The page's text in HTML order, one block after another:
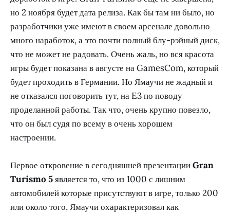
но 2 ноября будет дата релиза. Как бы там ни было, но
разработчики уже имеют в своем арсенале довольно
много наработок, а это почти полный блу-рэйный диск,
что не может не радовать. Очень жаль, но вся красота
игры будет показана в августе на GamesCom, который
будет проходить в Германии. Но Ямаучи не жадный и
не отказался поговорить тут, на E3 по поводу
проделанной работы. Так что, очень крупно повезло,
что он был судя по всему в очень хорошем
настроении.
Первое откровение в сегодняшней презентацииGran
Turismo 5является то, что из 1000 с лишним
автомобилей которые присутствуют в игре, только 200
или около того, Ямаучи охарактеризовал как